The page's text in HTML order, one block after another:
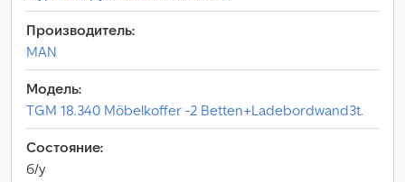
Производитель:
MAN
Модель:
TGM 18.340 Möbelkoffer -2 Betten+Ladebordwand3t.
Состояние:
б/у